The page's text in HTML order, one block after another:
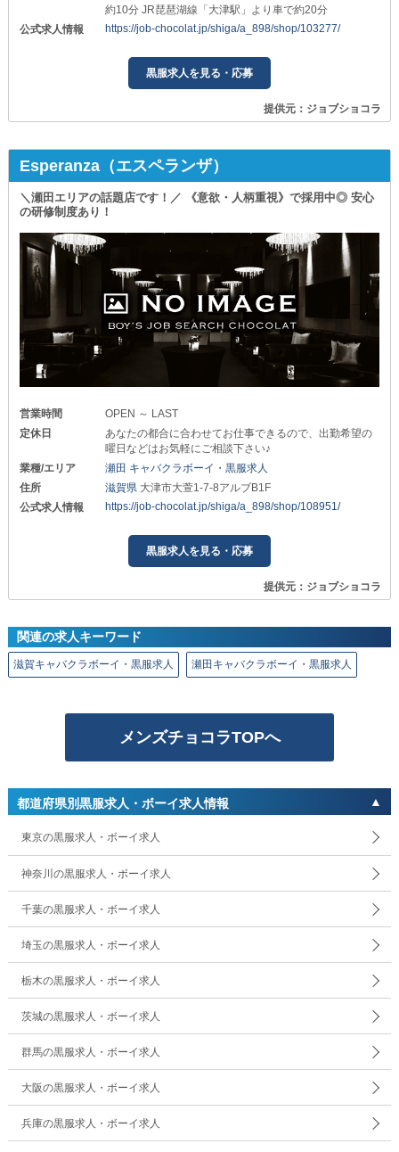
約10分 JR琵琶湖線「大津駅」より車で約20分
公式求人情報
https://job-chocolat.jp/shiga/a_898/shop/103277/
黒服求人を見る・応募
提供元：ジョブショコラ
Esperanza（エスペランザ）
＼瀬田エリアの話題店です！／ 《意欲・人柄重視》で採用中◎ 安心
の研修制度あり！
営業時間
OPEN ～ LAST
定休日
あなたの都合に合わせてお仕事できるので、出勤希望の
曜日などはお気軽にご相談下さい♪
業種/エリア
瀬田 キャバクラボーイ・黒服求人
住所
滋賀県 大津市大萱1-7-8アルブB1F
公式求人情報
https://job-chocolat.jp/shiga/a_898/shop/108951/
黒服求人を見る・応募
提供元：ジョブショコラ
関連の求人キーワード
滋賀キャバクラボーイ・黒服求人 瀬田キャバクラボーイ・黒服求人
メンズチョコラTOPへ
都道府県別黒服求人・ボーイ求人情報
東京の黒服求人・ボーイ求人
神奈川の黒服求人・ボーイ求人
千葉の黒服求人・ボーイ求人
埼玉の黒服求人・ボーイ求人
栃木の黒服求人・ボーイ求人
茨城の黒服求人・ボーイ求人
群馬の黒服求人・ボーイ求人
大阪の黒服求人・ボーイ求人
兵庫の黒服求人・ボーイ求人